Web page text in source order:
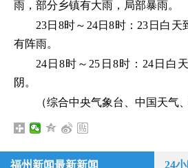
雨，部分乡镇有大雨，局部暴雨。
23日8时～24日8时：23日白
有阵雨。
24日8时～25日8时：24日白
阴。
（综合中央气象台、中国天气
福州新闻最新新闻 24